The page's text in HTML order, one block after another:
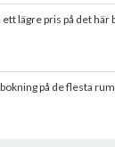
ett lägre pris på det
på de flesta